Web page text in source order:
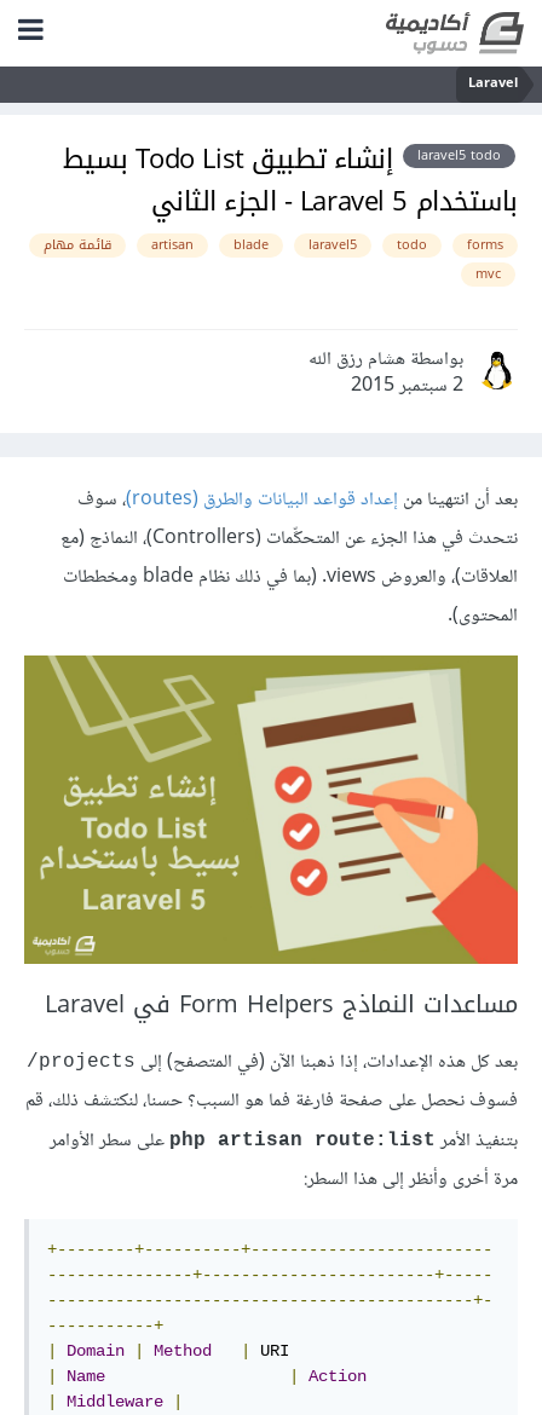
Laravel
laravel5 todo
إنشاء تطبيق Todo List بسيط
باستخدام Laravel 5 - الجزء الثاني
forms
todo
laravel5
blade
artisan
قائمة مهام
mvc
بواسطة هشام رزق الله
2 سبتمبر 2015
بعد أن انتهينا من إعداد قواعد البيانات والطرق (routes)
، سوف
نتحدث في هذا الجزء عن المتحكِّمات (Controllers)، النماذج (مع
العلاقات)، والعروض views. (بما في ذلك نظام blade ومخططات
المحتوى).
مساعدات النماذج Form Helpers في Laravel
بعد كل هذه الإعدادات، إذا ذهبنا الآن (في المتصفح) إلى projects/
فسوف نحصل على صفحة فارغة فما هو السبب؟ حسنا، لنكتشف ذلك، قم
بتنفيذ الأمر php artisan route:list على سطر الأوامر
مرة أخرى وأنظر إلى هذا السطر:
+--------+----------+-------------------------
---------------+------------------------+-----
--------------------------------------------+-
-----------+
Domain Method
Name
Action
Middleware